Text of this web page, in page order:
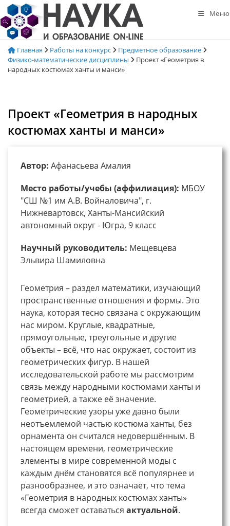
Перейти
к
содержимому
Меню
Главная Работы на конкурс
Предметное образование
Физико-математические дисциплины
Проект «Геометрия в
народных костюмах ханты и манси»
Проект «Геометрия в народных
костюмах ханты и манси»
Автор: Афанасьева Амалия
Место работы/учебы (аффилиация): МБОУ
"СШ №1 им А.В. Войналовича", г.
Нижневартовск, Ханты-Мансийский
автономный округ - Югра, 9 класс
Научный руководитель: Мещевцева
Эльвира Шамиловна
Геометрия – раздел математики, изучающий
пространственные отношения и формы. Это
наука, которая тесно связана с окружающим
нас миром. Круглые, квадратные,
прямоугольные, треугольные и другие
объекты – всё, что нас окружает, состоит из
геометрических фигур. В нашей
исследовательской работе мы рассмотрим
связь между народными костюмами ханты и
геометрией, а также её значение.
Геометрические узоры уже давно были
неотъемлемой частью костюма ханты, без
орнамента он считался недовершённым. В
настоящем времени, геометрические
элементы в мире современной моды с
каждым днём становятся всё популярнее и
разнообразнее, и это означает, что тема
«Геометрия в народных костюмах ханты»
всегда сможет оставаться актуальной.